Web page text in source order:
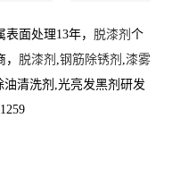
面处理13年， 脱漆剂 个
脱漆剂 ,钢筋除锈剂 ,漆雾
油清洗剂,光亮发黑剂研发